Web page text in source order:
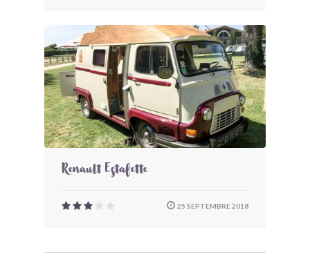
Renault Estafette
25 SEPTEMBRE 2018